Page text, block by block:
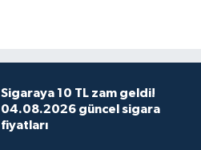
Sigaraya 10 TL zam geldi!
04.08.2026 güncel sigara
fiyatları